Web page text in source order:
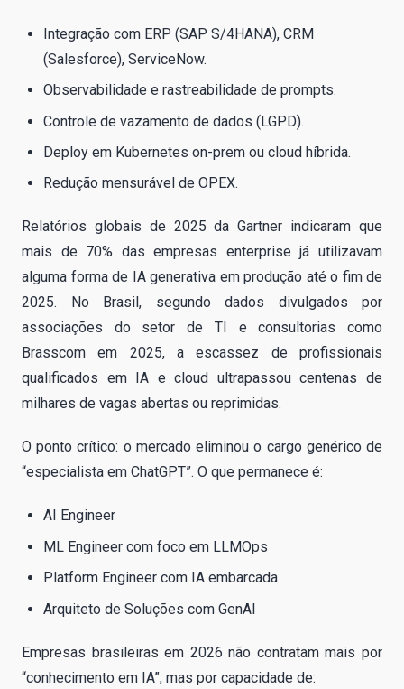
Integração com ERP (SAP S/4HANA), CRM
(Salesforce), ServiceNow.
Observabilidade e rastreabilidade de prompts.
Controle de vazamento de dados (LGPD).
Deploy em Kubernetes on-prem ou cloud híbrida.
Redução mensurável de OPEX.
Relatórios globais de 2025 da Gartner indicaram que
mais de 70% das empresas enterprise já utilizavam
alguma forma de IA generativa em produção até o fim de
2025. No Brasil, segundo dados divulgados por
associações do setor de TI e consultorias como
Brasscom em 2025, a escassez de profissionais
qualificados em IA e cloud ultrapassou centenas de
milhares de vagas abertas ou reprimidas.
O ponto crítico: o mercado eliminou o cargo genérico de
“especialista em ChatGPT”. O que permanece é:
AI Engineer
ML Engineer com foco em LLMOps
Platform Engineer com IA embarcada
Arquiteto de Soluções com GenAI
Empresas brasileiras em 2026 não contratam mais por
“conhecimento em IA”, mas por capacidade de: